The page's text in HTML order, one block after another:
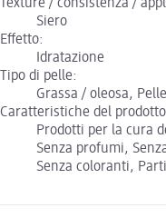
Texture / consistenza /
Siero
Effetto:
Idratazione
Tipo di pelle:
Grassa / oleosa,
Caratteristiche del
Prodotti per la cura
Senza profumi,
Senza coloranti,